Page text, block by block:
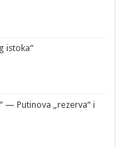
istoka“
— Putinova „rezerva“ i